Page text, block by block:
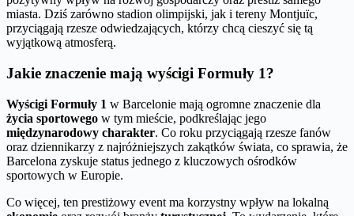
miasta. Dziś zarówno stadion olimpijski, jak i tereny Montjuïc,
przyciągają rzesze odwiedzających, którzy chcą cieszyć się tą
wyjątkową atmosferą.
Jakie znaczenie mają wyścigi Formuły 1?
Wyścigi Formuły 1 w Barcelonie mają ogromne znaczenie dla
życia sportowego w tym mieście, podkreślając jego
międzynarodowy charakter. Co roku przyciągają rzesze fanów
oraz dziennikarzy z najróżniejszych zakątków świata, co sprawia, że
Barcelona zyskuje status jednego z kluczowych ośrodków
sportowych w Europie.
Co więcej, ten prestiżowy event ma korzystny wpływ na lokalną